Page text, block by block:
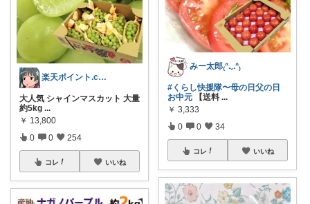
楽天ポイント.com お買い物マラソン中
大人気 シャインマスカット 大量
約5kg ...
￥ 13,800
0 0 254
コレ いいね
みー太郎₍ᐢ.ˬ.ᐢ₎
#くらし快援隊〜母の日父の日
お中元 【送料 ...
￥ 3,333
0 0 34
コレ いいね